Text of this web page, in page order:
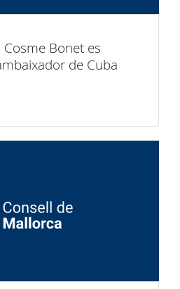
Bonet es
de Cuba